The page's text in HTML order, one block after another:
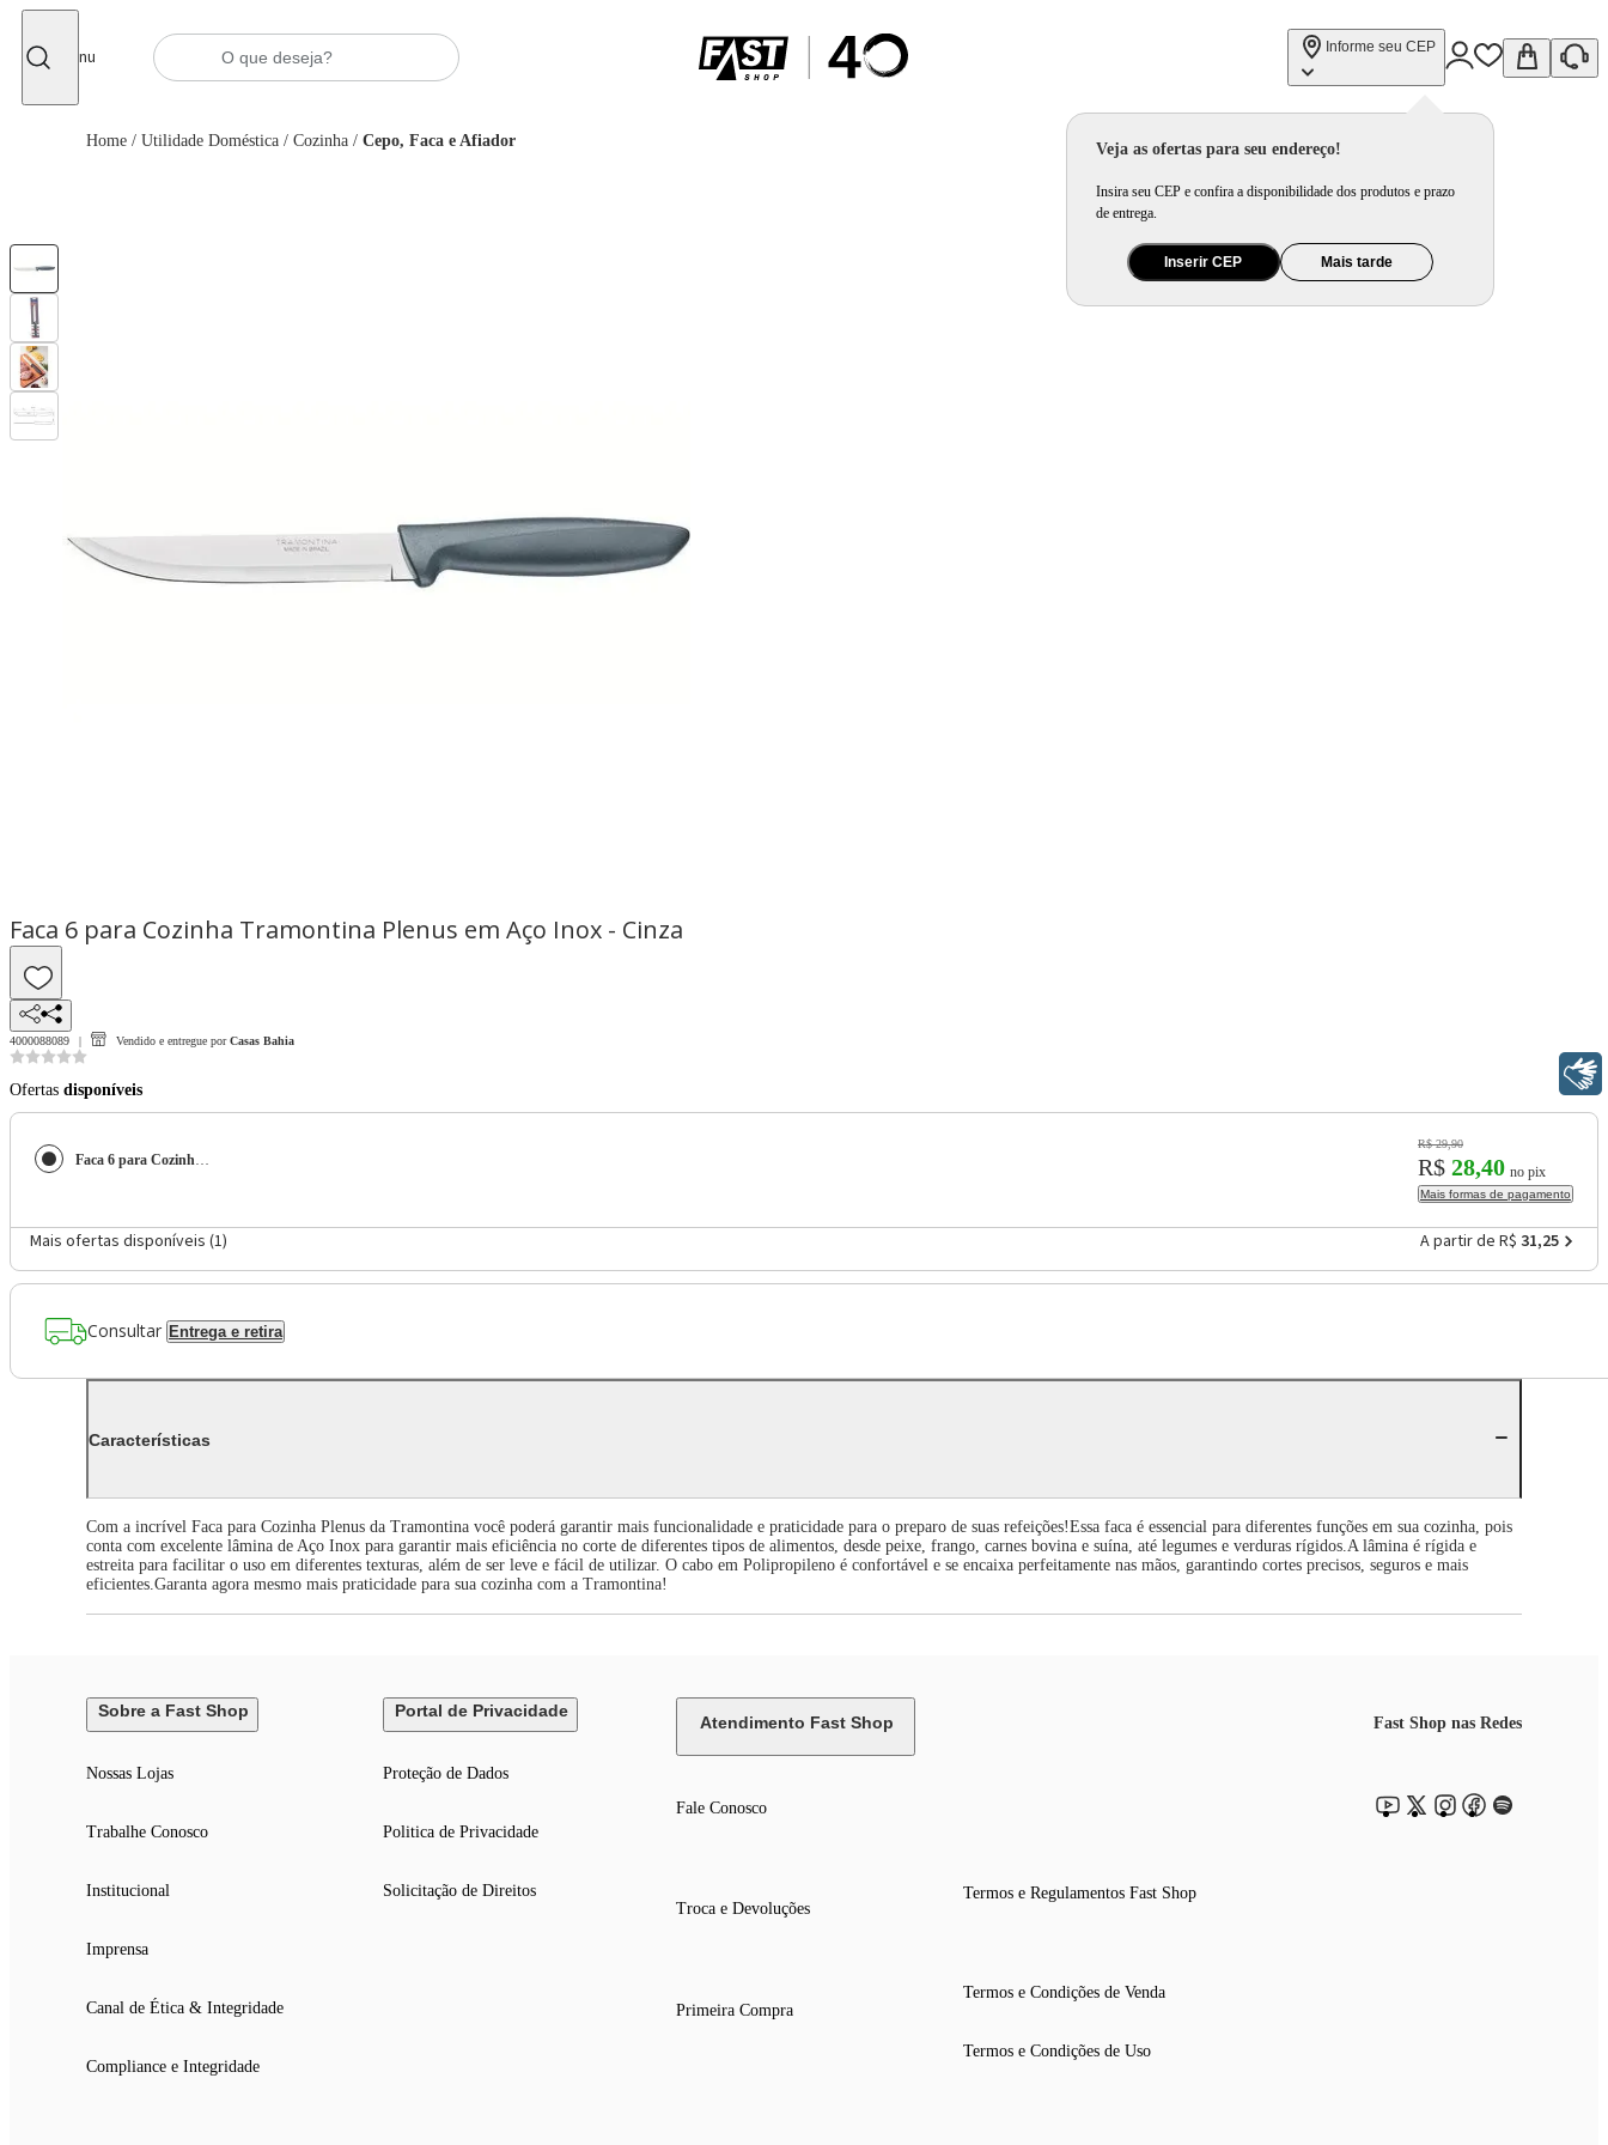
Menu
Informe seu CEP
Veja as ofertas para seu endereço!
Insira seu CEP e confira a disponibilidade dos produtos e prazo
de entrega.
Inserir CEP Mais tarde
Home / Utilidade Doméstica / Cozinha / Cepo, Faca e Afiador
Faca 6 para Cozinha Tramontina Plenus em Aço Inox - Cinza
4000088089 Vendido e entregue por Casas Bahia
Ofertas disponíveis
Faca 6 para Cozinha Tramontina Plenus em Aço Inox - Cinza
R$ 29,90
R$ 28,40 no pix
Mais formas de pagamento
Mais ofertas disponíveis (1) A partir de R$ 31,25
Consultar Entrega e retira
Características
Com a incrível Faca para Cozinha Plenus da Tramontina você poderá garantir mais funcionalidade e praticidade para o preparo de suas refeições!Essa faca é essencial para diferentes funções em sua cozinha, pois
conta com excelente lâmina de Aço Inox para garantir mais eficiência no corte de diferentes tipos de alimentos, desde peixe, frango, carnes bovina e suína, até legumes e verduras rígidos.A lâmina é rígida e
estreita para facilitar o uso em diferentes texturas, além de ser leve e fácil de utilizar. O cabo em Polipropileno é confortável e se encaixa perfeitamente nas mãos, garantindo cortes precisos, seguros e mais
eficientes.Garanta agora mesmo mais praticidade para sua cozinha com a Tramontina!
Sobre a Fast Shop
Nossas Lojas
Trabalhe Conosco
Institucional
Imprensa
Canal de Ética & Integridade
Compliance e Integridade
Portal de Privacidade
Proteção de Dados
Politica de Privacidade
Solicitação de Direitos
Atendimento Fast Shop
Fale Conosco
Troca e Devoluções
Primeira Compra
Termos e Regulamentos Fast Shop
Termos e Condições de Venda
Termos e Condições de Uso
Fast Shop nas Redes